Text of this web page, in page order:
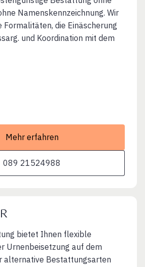
Namenskennzeichnung. Wir
die Einäscherung
und Koordination mit dem
Mehr erfahren
089 21524988
bietet Ihnen flexible
Urnenbeisetzung auf dem
alternative Bestattungsarten